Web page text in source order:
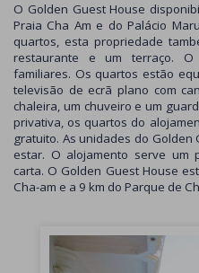
O Golden Guest House
Praia Cha Am e do Palácio
quartos, esta propriedade
restaurante e um terraço.
familiares. Os quartos estão
televisão de ecrã plano com
chaleira, um chuveiro e um
privativa, os quartos do
gratuito. As unidades do
estar. O alojamento serve um
carta. O Golden Guest House
Cha-am e a 9 km do Parque de